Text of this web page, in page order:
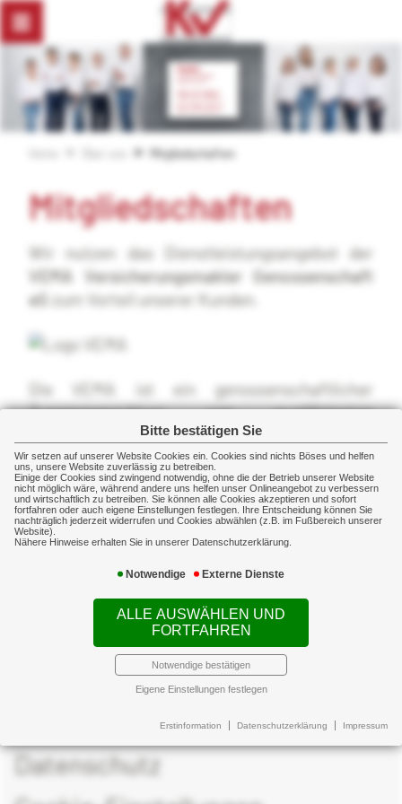
Bitte bestätigen Sie
Wir setzen auf unserer Website Cookies ein. Cookies sind nichts Böses und helfen
uns, unsere Website zuverlässig zu betreiben.
Einige der Cookies sind zwingend notwendig, ohne die der Betrieb unserer Website
nicht möglich wäre, während andere uns helfen unser Onlineangebot zu verbessern
und wirtschaftlich zu betreiben. Sie können alle Cookies akzeptieren und sofort
fortfahren oder auch eigene Einstellungen festlegen. Ihre Entscheidung können Sie
nachträglich jederzeit widerrufen und Cookies abwählen (z.B. im Fußbereich unserer
Website).
Nähere Hinweise erhalten Sie in unserer Datenschutzerklärung.
Notwendige Externe Dienste
ALLE AUSWÄHLEN UND
FORTFAHREN
Notwendige bestätigen
Eigene Einstellungen festlegen
Erstinformation Datenschutzerklärung Impressum
Mitgliedschaften
Mitgliedschaften
Wir nutzen das Dienstleistungsangebot der
VEMA Versicherungsmakler Genossenschaft
eG zum Vorteil unserer Kunden.
Die VEMA ist ein genossenschaftlicher
Zusammenschluss von qualifizierten
Versicherungsmaklern. Durch die Nutzung des
VEMA-Dienstleistungsangebotes können wir
Ihnen unter anderem Versicherungsprodukte
mit einem ausgezeichneten Preis-
Leistungsverhältnis zur Verfügung stellen.
Impressum
Erstinformation
Datenschutz